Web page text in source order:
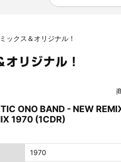
完全収録！
収録！
！
収録！
ックス＆オリジナル！
リジナル！
ONO BAND - NEW
1970 (1CDR)
1970